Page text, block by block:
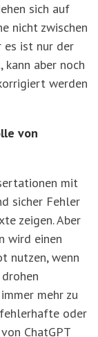
sich auf
nicht zwischen
es ist nur der
kann aber noch
werden
von
mit
sicher Fehler
zeigen. Aber
wird einen
nutzen, wenn
mehr zu
oder
ChatGPT